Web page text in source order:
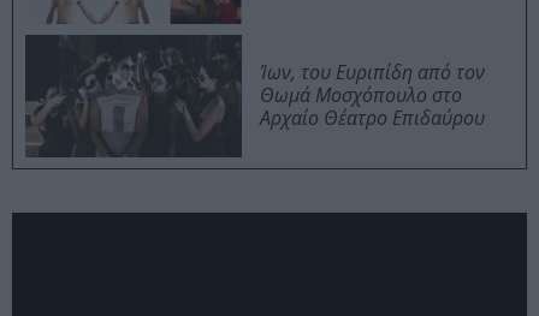
Ίων, του Ευριπίδη από τον
Θωμά Μοσχόπουλο στο
Αρχαίο Θέατρο Επιδαύρου